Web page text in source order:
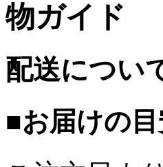
物ガイド
配送につい
■お届けの